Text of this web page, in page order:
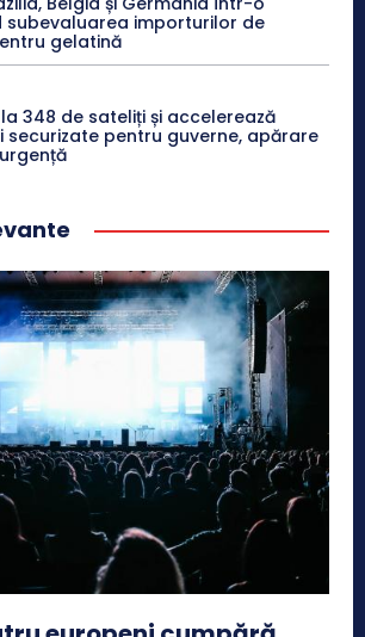
subevaluarea importurilor de
gelatină
la 348 de sateliți și accelerează
securizate pentru guverne, apărare